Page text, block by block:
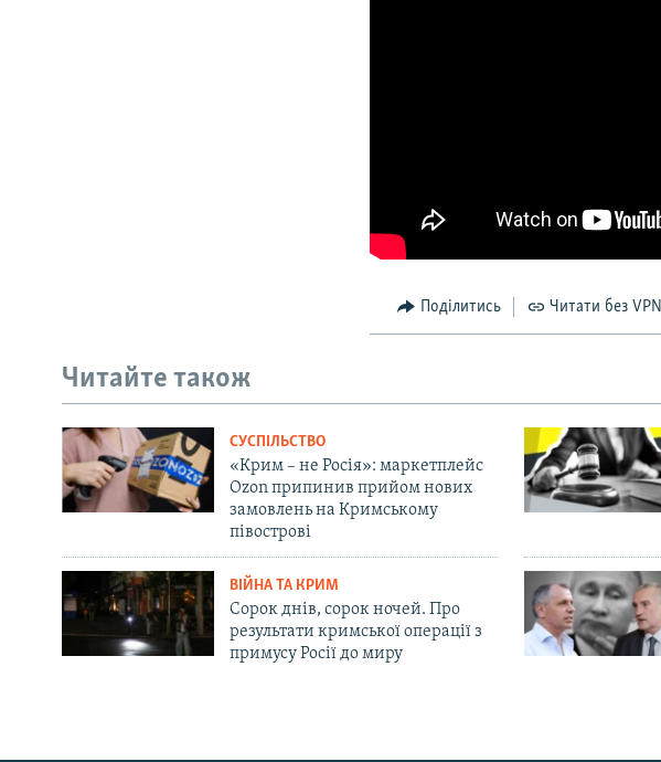
Русский
Поділитись Читати без VPN
Читайте також
СУСПІЛЬСТВО
«Крим – не Росія»: маркетплейс
Ozon припинив прийом нових
замовлень на Кримському
півострові
ВІЙНА ТА КРИМ
Сорок днів, сорок ночей. Про
результати кримської операції з
примусу Росії до миру